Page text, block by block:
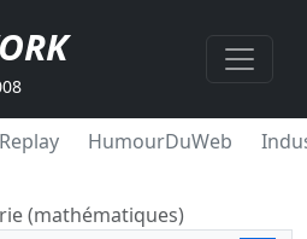
HumourDuWeb
(mathématiques)